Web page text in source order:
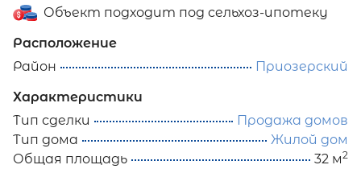
Объект подходит под сельхоз-ипотеку
Расположение
Район
Приозерский
Характеристики
Тип сделки
Продажа домов
Тип дома
Жилой дом
Общая площадь
32 м2